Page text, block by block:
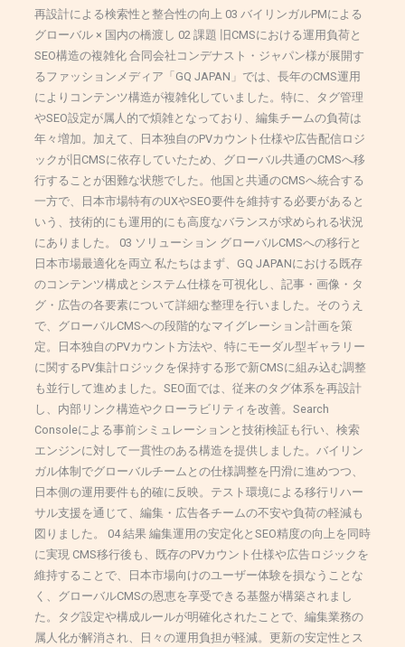
再設計による検索性と整合性の向上 03 バイリンガルPMによる
グローバル × 国内の橋渡し 02 課題 旧CMSにおける運用負荷と
SEO構造の複雑化 合同会社コンデナスト・ジャパン様が展開す
るファッションメディア「GQ JAPAN」では、長年のCMS運用
によりコンテンツ構造が複雑化していました。特に、タグ管理
やSEO設定が属人的で煩雑となっており、編集チームの負荷は
年々増加。加えて、日本独自のPVカウント仕様や広告配信ロジ
ックが旧CMSに依存していたため、グローバル共通のCMSへ移
行することが困難な状態でした。他国と共通のCMSへ統合する
一方で、日本市場特有のUXやSEO要件を維持する必要があると
いう、技術的にも運用的にも高度なバランスが求められる状況
にありました。 03 ソリューション グローバルCMSへの移行と
日本市場最適化を両立 私たちはまず、GQ JAPANにおける既存
のコンテンツ構成とシステム仕様を可視化し、記事・画像・タ
グ・広告の各要素について詳細な整理を行いました。そのうえ
で、グローバルCMSへの段階的なマイグレーション計画を策
定。日本独自のPVカウント方法や、特にモーダル型ギャラリー
に関するPV集計ロジックを保持する形で新CMSに組み込む調整
も並行して進めました。SEO面では、従来のタグ体系を再設計
し、内部リンク構造やクローラビリティを改善。Search
Consoleによる事前シミュレーションと技術検証も行い、検索
エンジンに対して一貫性のある構造を提供しました。バイリン
ガル体制でグローバルチームとの仕様調整を円滑に進めつつ、
日本側の運用要件も的確に反映。テスト環境による移行リハー
サル支援を通じて、編集・広告各チームの不安や負荷の軽減も
図りました。 04 結果 編集運用の安定化とSEO精度の向上を同時
に実現 CMS移行後も、既存のPVカウント仕様や広告ロジックを
維持することで、日本市場向けのユーザー体験を損なうことな
く、グローバルCMSの恩恵を享受できる基盤が構築されまし
た。タグ設定や構成ルールが明確化されたことで、編集業務の
属人化が解消され、日々の運用負担が軽減。更新の安定性とス